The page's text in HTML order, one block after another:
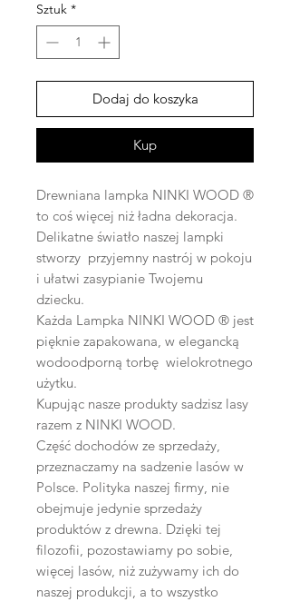
Sztuk *
Dodaj do koszyka
Kup
Drewniana lampka NINKI WOOD ®
to coś więcej niż ładna dekoracja.
Delikatne światło naszej lampki
stworzy przyjemny nastrój w pokoju
i ułatwi zasypianie Twojemu
dziecku.
Każda Lampka NINKI WOOD ® jest
pięknie zapakowana, w elegancką
wodoodporną torbę wielokrotnego
użytku.
Kupując nasze produkty sadzisz lasy
razem z NINKI WOOD.
Część dochodów ze sprzedaży,
przeznaczamy na sadzenie lasów w
Polsce. Polityka naszej firmy, nie
obejmuje jedynie sprzedaży
produktów z drewna. Dzięki tej
filozofii, pozostawiamy po sobie,
więcej lasów, niż zużywamy ich do
naszej produkcji, a to wszystko